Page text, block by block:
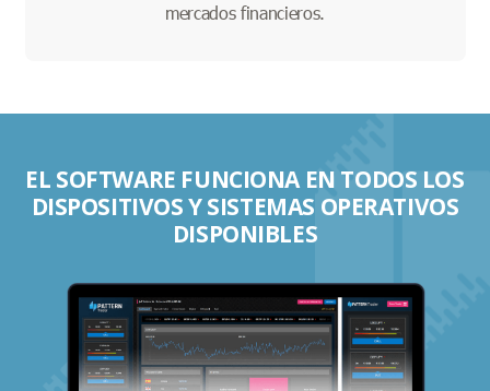
mercados financieros.
EL SOFTWARE FUNCIONA EN TODOS LOS
DISPOSITIVOS Y SISTEMAS OPERATIVOS
DISPONIBLES